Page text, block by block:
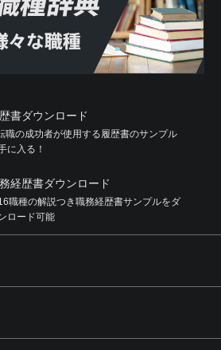
書ダウンロード
職の成功者が使用する履歴書のサンプル
に入る！
経歴書ダウンロード
職種の解説つき職務経歴書サンプルをダ
ロード可能